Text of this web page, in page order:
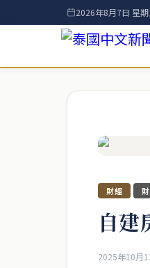
2026年8月7日 星期
財經
自建
2025年10月